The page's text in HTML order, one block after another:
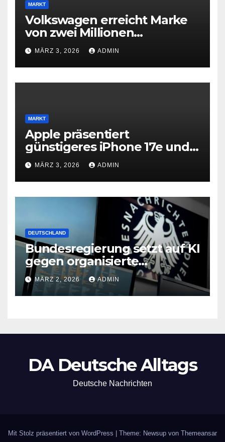
MARKT
Volkswagen erreicht Marke
von zwei Millionen
Elektroautos
MÄRZ 3, 2026 ADMIN
MARKT
Apple präsentiert
günstigeres iPhone 17e und
neues iPad Air mit M4-Chip
MÄRZ 3, 2026 ADMIN
DEUTSCHLAND
Bundesregierung setzt auf KI
gegen organisierte
Kriminalität
MÄRZ 2, 2026 ADMIN
DA Deutsche Alltags
Deutsche Nachrichten
Mit Stolz präsentiert von WordPress Theme: Newsup von Themeansar